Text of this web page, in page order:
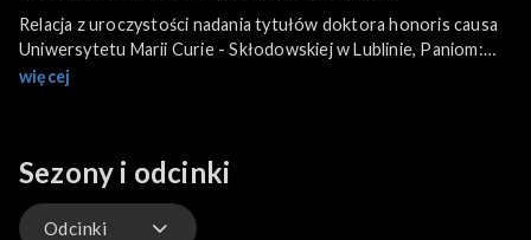
Relacja z uroczystości nadania tytułów doktora honoris causa
Uniwersytetu Marii Curie - Skłodowskiej w Lublinie, Paniom:
Anne Applebaum, Agnieszce Holland i Oldze Tokarczuk.
więcej
Sezony i odcinki
Odcinki